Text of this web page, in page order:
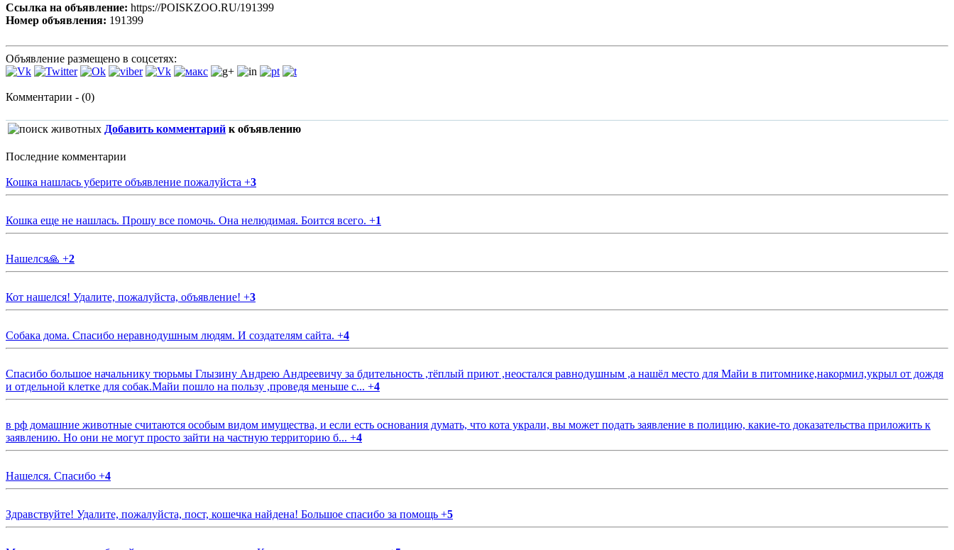
Ссылка на объявление: https://POISKZOO.RU/191399
Номер объявления: 191399
Объявление размещено в соцсетях:
Комментарии - (0)
Добавить комментарий к объявлению
Последние комментарии
Кошка нашлась уберите объявление пожалуйста +3
Кошка еще не нашлась. Прошу все помочь. Она нелюдимая. Боится всего. +1
Нашелся🙏 +2
Кот нашелся! Удалите, пожалуйста, объявление! +3
Собака дома. Спасибо неравнодушным людям. И создателям сайта. +4
Спасибо большое начальнику тюрьмы Глызину Андрею Андреевичу за бдительность ,тёплый приют ,неостался равнодушным ,а нашёл место для Майи в питомнике,накормил,укрыл от дождя
и отдельной клетке для собак.Майи пошло на пользу ,проведя меньше с... +4
в рф домашние животные считаются особым видом имущества, и если есть основания думать, что кота украли, вы может подать заявление в полицию, какие-то доказательства приложить к
заявлению. Но они не могут просто зайти на частную территорию б... +4
Нашелся. Спасибо +4
Здравствуйте! Удалите, пожалуйста, пост, кошечка найдена! Большое спасибо за помощь +5